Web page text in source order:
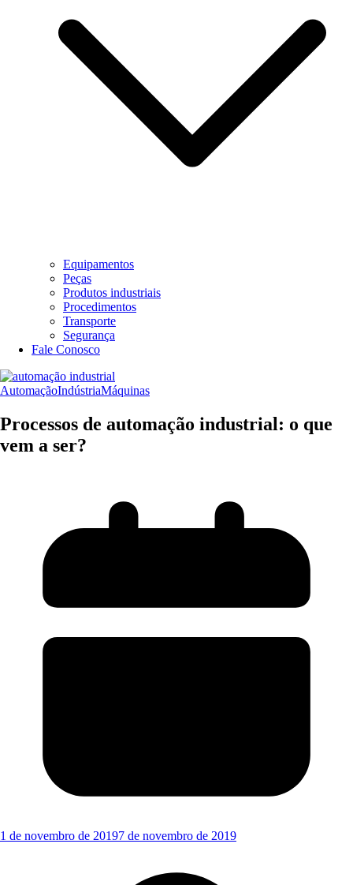
Equipamentos
Peças
Produtos industriais
Procedimentos
Transporte
Segurança
Fale Conosco
AutomaçãoIndústriaMáquinas
Processos de automação industrial: o que
vem a ser?
1 de novembro de 20197 de novembro de 2019